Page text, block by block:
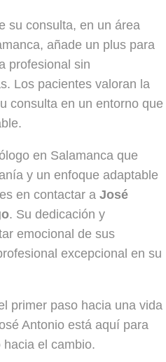
su consulta, en un área
añade un plus para
profesional sin
Los pacientes valoran la
consulta en un entorno que
en Salamanca que
y un enfoque adaptable
en contactar a José
. Su dedicación y
emocional de sus
excepcional en su
primer paso hacia una vida
Antonio está aquí para
el cambio.